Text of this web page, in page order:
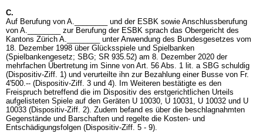
C.
Auf Berufung von A.________ und der ESBK sowie Anschlussberufung
von A.________ zur Berufung der ESBK sprach das Obergericht des
Kantons Zürich A.________ unter Anwendung des Bundesgesetzes vom
18. Dezember 1998 über Glücksspiele und Spielbanken
(Spielbankengesetz; SBG; SR 935.52) am 8. Dezember 2020 der
mehrfachen Übertretung im Sinne von Art. 56 Abs. 1 lit. a SBG schuldig
(Dispositiv-Ziff. 1) und verurteilte ihn zur Bezahlung einer Busse von Fr.
4'500.-- (Dispositiv-Ziff. 3 und 4). Im Weiteren bestätigte es den
Freispruch betreffend die im Dispositiv des erstgerichtlichen Urteils
aufgelisteten Spiele auf den Geräten U 10030, U 10031, U 10032 und U
10033 (Dispositiv-Ziff. 2). Zudem befand es über die beschlagnahmten
Gegenstände und Barschaften und regelte die Kosten- und
Entschädigungsfolgen (Dispositiv-Ziff. 5 - 9).